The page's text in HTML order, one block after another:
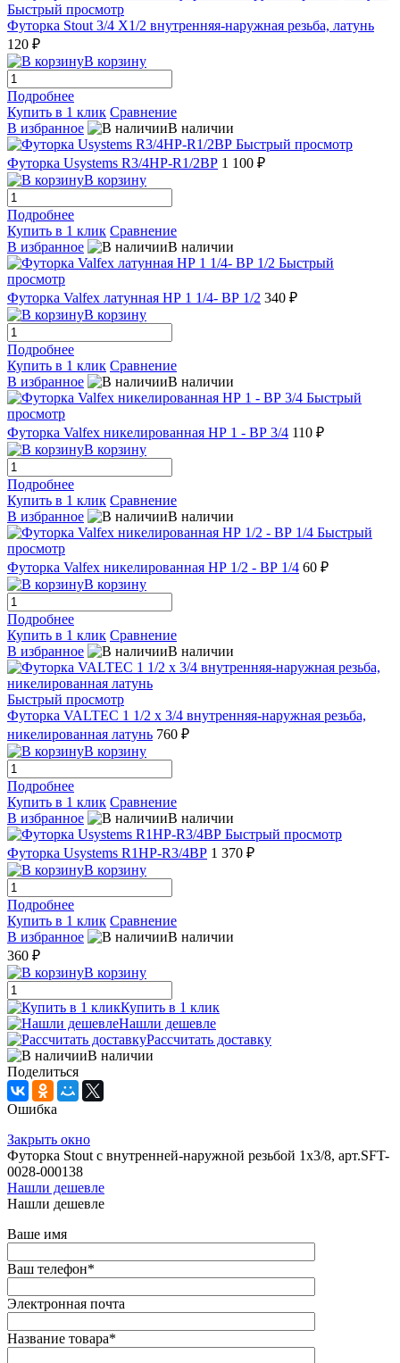
Быстрый просмотр
Футорка Stout 3/4 X1/2 внутренняя-наружная резьба, латунь
120 ₽
В корзину
Подробнее
Купить в 1 клик Сравнение
В избранное
В наличии
Быстрый просмотр
Футорка Usystems R3/4НР-R1/2ВР 1 100 ₽
В корзину
Подробнее
Купить в 1 клик Сравнение
В избранное
В наличии
Быстрый
просмотр
Футорка Valfex латунная НР 1 1/4- ВР 1/2 340 ₽
В корзину
Подробнее
Купить в 1 клик Сравнение
В избранное
В наличии
Быстрый
просмотр
Футорка Valfex никелированная НР 1 - ВР 3/4 110 ₽
В корзину
Подробнее
Купить в 1 клик Сравнение
В избранное
В наличии
Быстрый
просмотр
Футорка Valfex никелированная НР 1/2 - ВР 1/4 60 ₽
В корзину
Подробнее
Купить в 1 клик Сравнение
В избранное
В наличии
Быстрый просмотр
Футорка VALTEC 1 1/2 х 3/4 внутренняя-наружная резьба,
никелированная латунь 760 ₽
В корзину
Подробнее
Купить в 1 клик Сравнение
В избранное
В наличии
Быстрый просмотр
Футорка Usystems R1НР-R3/4ВР 1 370 ₽
В корзину
Подробнее
Купить в 1 клик Сравнение
В избранное
В наличии
360 ₽
В корзину
Купить в 1 клик
Нашли дешевле
Рассчитать доставку
В наличии
Поделиться
Ошибка
Закрыть окно
Футорка Stout с внутренней-наружной резьбой 1x3/8, арт.SFT-
0028-000138
Нашли дешевле
Нашли дешевле
Ваше имя
Ваш телефон*
Электронная почта
Название товара*